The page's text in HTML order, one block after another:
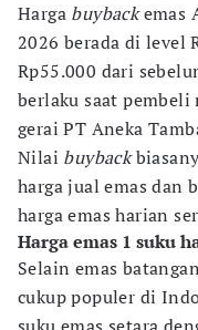
Harga buybackemas
2026 berada di level
Rp55.000 dari
berlaku saat
gerai PT Aneka
Nilai buyback
harga jual emas dan
harga emas harian
Harga emas 1 suku
Selain emas
cukup populer di